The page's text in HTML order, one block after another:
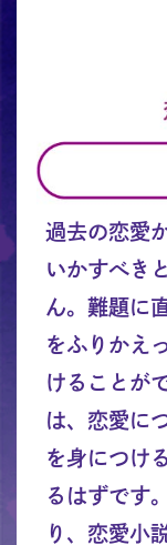
過去の恋愛
いかすべき
ん。難題に
をふりかえ
けることが
は、恋愛に
を身につけ
るはずです
り、恋愛小